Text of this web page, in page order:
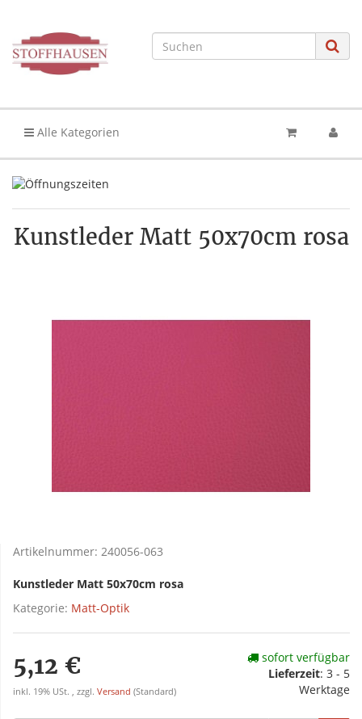
Alle Kategorien
Kunstleder Matt 50x70cm rosa
Artikelnummer: 240056-063
Kunstleder Matt 50x70cm rosa
Kategorie: Matt-Optik
5,12 €
inkl. 19% USt. , zzgl. Versand (Standard)
sofort verfügbar
Lieferzeit: 3 - 5
Werktage